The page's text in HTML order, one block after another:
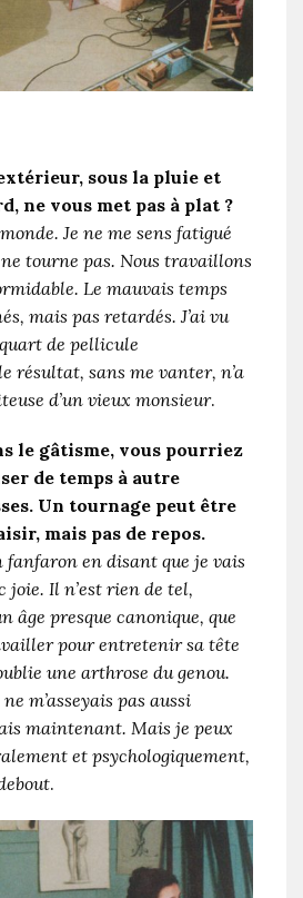
sous la pluie et
ne vous met pas à plat ?
Je ne me sens fatigué
tourne pas. Nous travaillons
Le mauvais temps
mais pas retardés. J’ai vu
de pellicule
résultat, sans me vanter, n’a
d’un vieux monsieur.
le gâtisme, vous pourriez
de temps à autre
Un tournage peut être
mais pas de repos.
fanfaron en disant que je vais
joie. Il n’est rien de tel,
âge presque canonique, que
pour entretenir sa tête
une arthrose du genou.
m’asseyais pas aussi
maintenant. Mais je peux
et psychologiquement,
.